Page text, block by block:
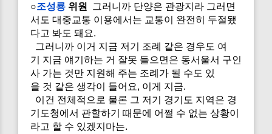
○조성룡 위원
그러니까 단양은 관광지라 그러면
서도 대중교통 이용에서는 교통이 완전히 두절됐
다고 봐도 돼요.
그러니까 이거 지금 저기 조례 같은 경우도 여
기 지금 얘기하는 거 잘못 들으면은 동서울서 구인
사 가는 것만 지원해 주는 조례가 될 수도 있
을 것 같은 생각이 들어요, 이게 지금.
이건 전체적으로 물론 그 저기 경기도 지역은 경
기도청에서 관할하기 때문에 어쩔 수 없는 상황이
라고 할 수 있겠지마는.